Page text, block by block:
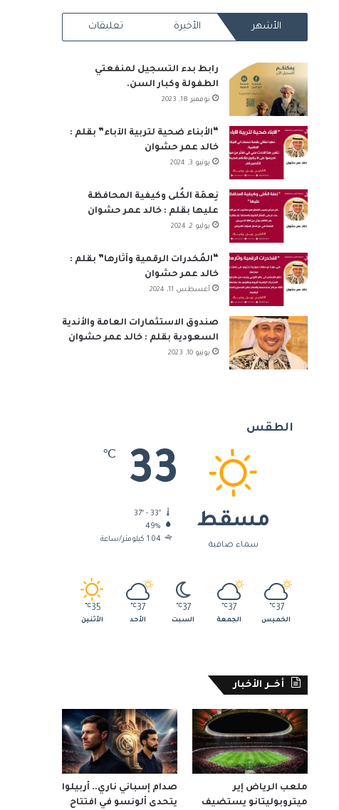
RSS
الأشهر الأخيرة تعليقات
رابط بدء التسجيل لمنفعتي
الطفولة وكبار السن.
نوفمبر 18, 2023
“الأبناء ضحية لتربية الآباء” بقلم :
خالد عمر حشوان
يونيو 3, 2024
نِعمَة الكُلى وكيفية المحافظة
عليها بقلم : خالد عمر حشوان
يوليو 2, 2024
“المُخدرات الرقمية وآثارها” بقلم :
خالد عمر حشوان
أغسطس 11, 2024
صندوق الاستثمارات العامة والأندية
السعودية بقلم : خالد عمر حشوان
يونيو 10, 2023
الطقس
مسقط
سماء صافية
33
℃
37º - 33º
49%
1.04 كيلومتر/ساعة
37
℃
الخميس
37
℃
الجمعة
37
℃
السبت
37
℃
الأحد
35
℃
الأثنين
أخــر الأخبار
ملعب الرياض إير
ميتروبوليتانو يستضيف
صدام إسباني ناري.. أربيلوا
يتحدى ألونسو في افتتاح